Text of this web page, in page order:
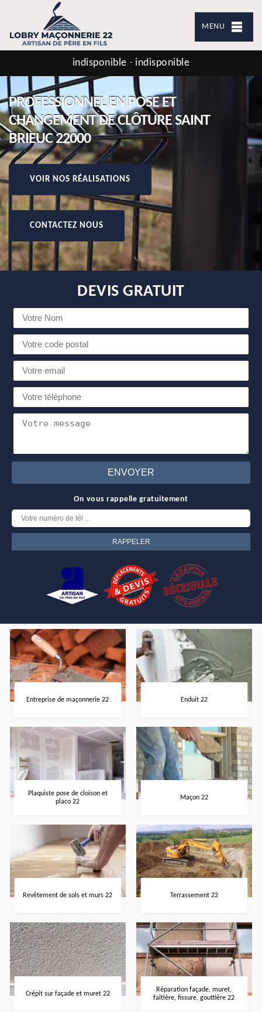
MENU
indisponible - indisponible
PROFESSIONNEL EN POSE ET
CHANGEMENT DE CLÔTURE SAINT
BRIEUC 22000
VOIR NOS RÉALISATIONS
CONTACTEZ NOUS
DEVIS GRATUIT
On vous rappelle gratuitement
Entreprise de maçonnerie 22 Enduit 22
Plaquiste pose de cloison et
placo 22
Maçon 22
Revêtement de sols et murs 22 Terrassement 22
Crépit sur façade et muret 22
Réparation façade, muret,
faîtière, fissure, gouttière 22